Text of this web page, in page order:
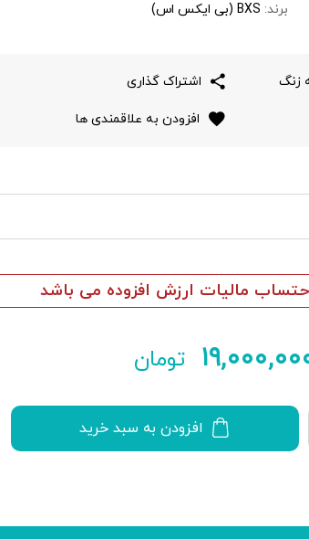
برند: BXS (بی ایکس اس)
زنگ اشتراک گذاری
افزودن به علاقمندی ها
مالیات ارزش افزوده می باشد
تومان
افزودن به سبد خرید